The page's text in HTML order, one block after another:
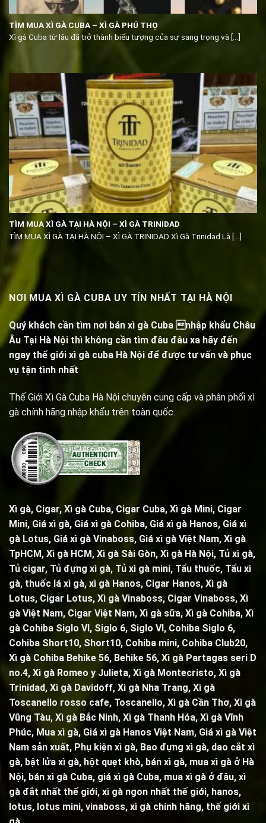
TÌM MUA XÌ GÀ CUBA – XÌ GÀ PHÚ THỌ
Xì gà Cuba từ lâu đã trở thành biểu tượng của sự sang trọng và [...]
TÌM MUA XÌ GÀ TẠI HÀ NỘI – XÌ GÀ TRINIDAD
TÌM MUA XÌ GÀ TẠI HÀ NỘI – XÌ GÀ TRINIDAD Xì Gà Trinidad Là [...]
NƠI MUA XÌ GÀ CUBA UY TÍN NHẤT TẠI HÀ NỘI
Quý khách cần tìm nơi bán xì gà Cuba nhập khẩu Châu
Âu Tại Hà Nội thì không cần tìm đâu đâu xa hãy đến
ngay thế giới xì gà cuba Hà Nội để được tư vấn và phục
vụ tận tình nhất
Thế Giới Xì Gà Cuba Hà Nội chuyên cung cấp và phân phối xì
gà chính hãng nhập khẩu trên toàn quốc.
Xì gà, Cigar, Xì gà Cuba, Cigar Cuba, Xì gà Mini, Cigar
Mini, Giá xì gà, Giá xì gà Cohiba, Giá xì gà Hanos, Giá xì
gà Lotus, Giá xì gà Vinaboss, Giá xì gà Việt Nam, Xì gà
TpHCM, Xì gà HCM, Xì gà Sài Gòn, Xì gà Hà Nội, Tủ xì gà,
Tủ cigar, Tủ đựng xì gà, Tủ xì gà mini, Tẩu thuốc, Tẩu xì
gà, thuốc lá xì gà, xì gà Hanos, Cigar Hanos, Xì gà
Lotus, Cigar Lotus, Xì gà Vinaboss, Cigar Vinaboss, Xì
gà Việt Nam, Cigar Việt Nam, Xì gà sữa, Xì gà Cohiba, Xì
gà Cohiba Siglo VI , Siglo 6, Siglo VI , Cohiba Siglo 6,
Cohiba Short10, Short10, Cohiba mini, Cohiba Club20,
Xì gà Cohiba Behike 56, Behike 56, Xì gà Partagas seri D
no.4, Xì gà Romeo y Julieta, Xì gà Montecristo, Xì gà
Trinidad, Xì gà Davidoff, Xì gà Nha Trang, Xì gà
Toscanello rosso cafe, Toscanello, Xì gà Cần Thơ, Xì gà
Vũng Tàu, Xì gà Bắc Ninh, Xì gà Thanh Hóa, Xì gà Vĩnh
Phúc, Mua xì gà, Giá xì gà Hanos Việt Nam, Giá xì gà Việt
Nam sản xuất, Phụ kiện xì gà, Bao đựng xì gà, dao cắt xì
gà, bật lửa xì gà, hột quẹt khò, bán xì gà, mua xì gà ở Hà
Nội, bán xì gà Cuba, giá xì gà Cuba, mua xì gà ở đâu, xì
gà đắt nhất thế giới, xì gà ngon nhất thế giới, hanos,
lotus, lotus mini, vinaboss, xì gà chính hãng, thế giới xì